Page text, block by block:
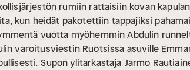
rumiin rattaisiin kovan
kun heidät pakotettiin tappajiksi
vuotta myöhemmin Abdulin
varoitusviestin Ruotsissa asuville
Supon ylitarkastaja Jarmo